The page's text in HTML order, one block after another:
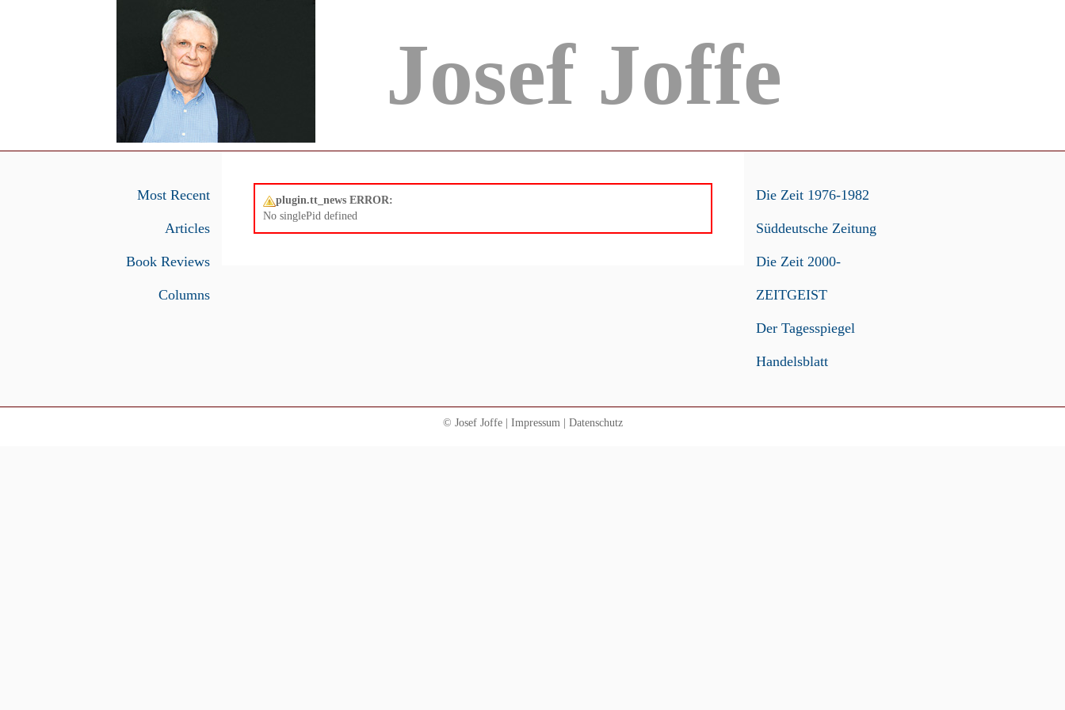
Josef Joffe
Most Recent
Articles
Book Reviews
Columns
plugin.tt_news ERROR:
No singlePid defined
Die Zeit 1976-1982
Süddeutsche Zeitung
Die Zeit 2000-
ZEITGEIST
Der Tagesspiegel
Handelsblatt
© Josef Joffe | Impressum| Datenschutz